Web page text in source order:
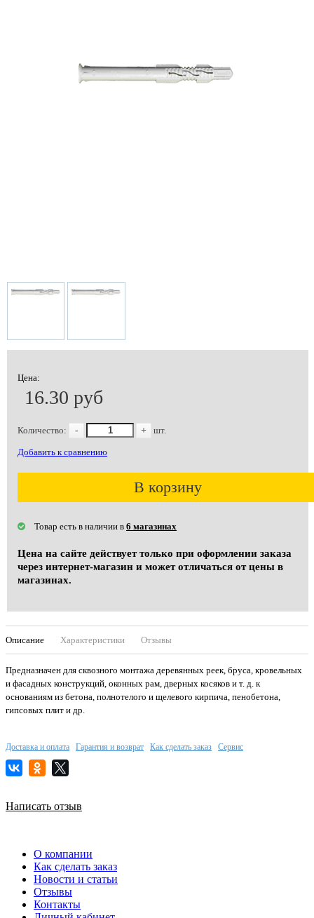
Цена:
16.30 руб
Количество: - + шт.
Добавить к сравнению
В корзину
Товар есть в наличии в 6 магазинах
Цена на сайте действует только при оформлении заказа
через интернет-магазин и может отличаться от цены в
магазинах.
Описание Характеристики Отзывы
Предназначен для сквозного монтажа деревянных реек, бруса, кровельных
и фасадных конструкций, оконных рам, дверных косяков и т. д. к
основаниям из бетона, полнотелого и щелевого кирпича, пенобетона,
гипсовых плит и др.
Доставка и оплата Гарантия и возврат Как сделать заказ Сервис
Написать отзыв
О компании
Как сделать заказ
Новости и статьи
Отзывы
Контакты